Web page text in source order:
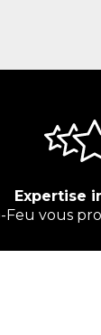
Expertise
Feu vous